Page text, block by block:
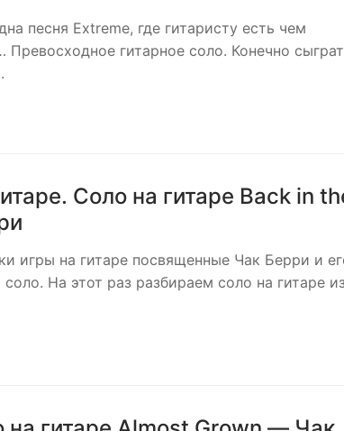
песня Extreme, где гитаристу есть чем
гитарное соло. Конечно
Соло на гитаре Back in
игры на гитаре посвященные Чак Берри и
На этот раз разбираем соло на гитаре